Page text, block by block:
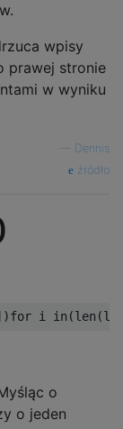
wpisy
prawej stronie
w wyniku
Dennis
źródło
for i in (len (l
o
o jeden